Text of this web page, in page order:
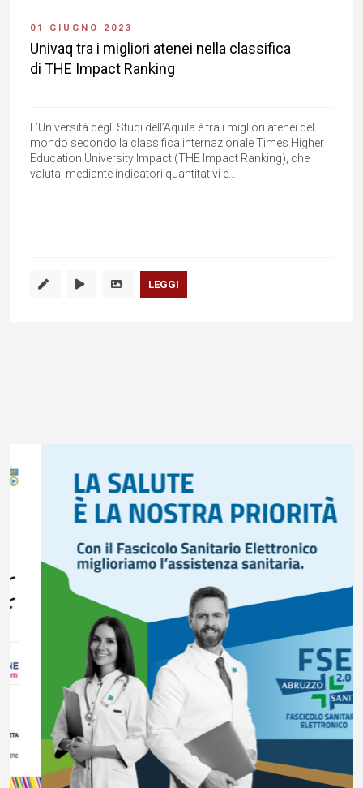
01 GIUGNO 2023
Univaq tra i migliori atenei nella classifica
di THE Impact Ranking
L’Università degli Studi dell’Aquila è tra i migliori atenei del
mondo secondo la classifica internazionale Times Higher
Education University Impact (THE Impact Ranking), che
valuta, mediante indicatori quantitativi e...
LEGGI